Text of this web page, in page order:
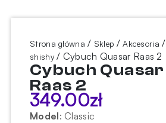
Strona główna / Sklep /Akcesoria /
shishy/ Cybuch Quasar Raas 2
Cybuch Quasar
Raas 2
349.00zł
Model: Classic